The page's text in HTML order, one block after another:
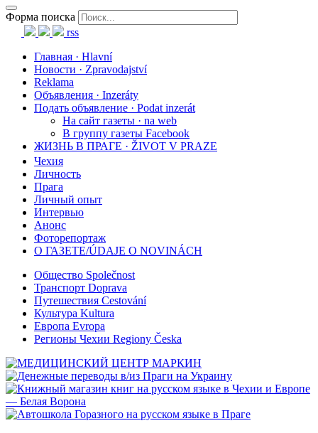
Форма поиска
rss
Главная · Hlavní
Новости · Zpravodajství
Reklama
Объявления · Inzeráty
Подать объявление · Podat inzerát
На сайт газеты · na web
В группу газеты Facebook
ЖИЗНЬ В ПРАГЕ · ŽIVOT V PRAZE
Чехия
Личность
Прага
Личный опыт
Интервью
Анонс
Фоторепортаж
О ГАЗЕТЕ/ÚDAJE O NOVINÁCH
Общество Společnost
Транспорт Doprava
Путешествия Cestování
Культура Kultura
Европа Evropa
Регионы Чехии Regiony Česka